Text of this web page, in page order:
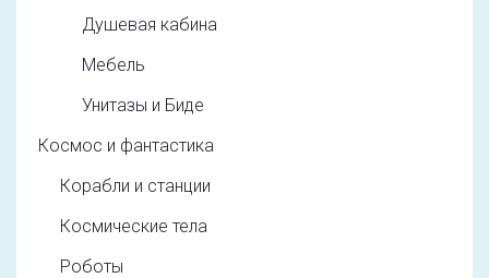
Душевая кабина
Мебель
Унитазы и Биде
Космос и фантастика
Корабли и станции
Космические тела
Роботы